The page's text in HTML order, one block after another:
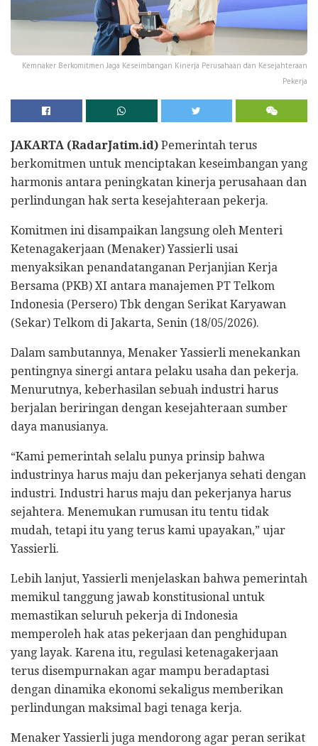
Kemnaker Berkomitmen Jaga Keseimbangan Kinerja Perusahaan dan Kesejahteraan
Pekerja
JAKARTA (RadarJatim.id) Pemerintah terus
berkomitmen untuk menciptakan keseimbangan yang
harmonis antara peningkatan kinerja perusahaan dan
perlindungan hak serta kesejahteraan pekerja.
Komitmen ini disampaikan langsung oleh Menteri
Ketenagakerjaan (Menaker) Yassierli usai
menyaksikan penandatanganan Perjanjian Kerja
Bersama (PKB) XI antara manajemen PT Telkom
Indonesia (Persero) Tbk dengan Serikat Karyawan
(Sekar) Telkom di Jakarta, Senin (18/05/2026).
Dalam sambutannya, Menaker Yassierli menekankan
pentingnya sinergi antara pelaku usaha dan pekerja.
Menurutnya, keberhasilan sebuah industri harus
berjalan beriringan dengan kesejahteraan sumber
daya manusianya.
“Kami pemerintah selalu punya prinsip bahwa
industrinya harus maju dan pekerjanya sehati dengan
industri. Industri harus maju dan pekerjanya harus
sejahtera. Menemukan rumusan itu tentu tidak
mudah, tetapi itu yang terus kami upayakan,” ujar
Yassierli.
Lebih lanjut, Yassierli menjelaskan bahwa pemerintah
memikul tanggung jawab konstitusional untuk
memastikan seluruh pekerja di Indonesia
memperoleh hak atas pekerjaan dan penghidupan
yang layak. Karena itu, regulasi ketenagakerjaan
terus disempurnakan agar mampu beradaptasi
dengan dinamika ekonomi sekaligus memberikan
perlindungan maksimal bagi tenaga kerja.
Menaker Yassierli juga mendorong agar peran serikat